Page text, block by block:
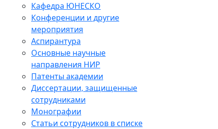
Кафедра ЮНЕСКО
Конференции и другие
мероприятия
Аспирантура
Основные научные
направления НИР
Патенты академии
Диссертации, защищенные
сотрудниками
Монографии
Статьи сотрудников в списке